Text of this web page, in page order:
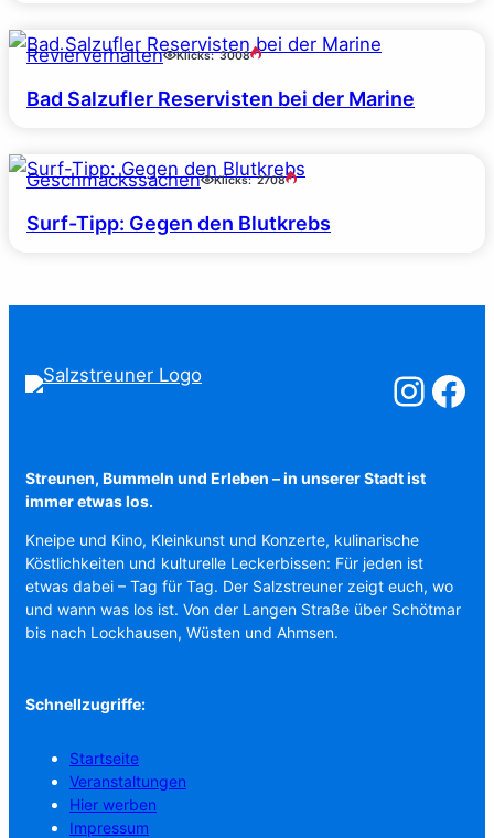
Revierverhalten Klicks: 3008
Bad Salzufler Reservisten bei der Marine
Geschmackssachen Klicks: 2708
Surf-Tipp: Gegen den Blutkrebs
Salzstreuner
Streunen, Bummeln und Erleben – in unserer Stadt ist
immer etwas los.
Kneipe und Kino, Kleinkunst und Konzerte, kulinarische
Köstlichkeiten und kulturelle Leckerbissen: Für jeden ist
etwas dabei – Tag für Tag. Der Salzstreuner zeigt euch, wo
und wann was los ist. Von der Langen Straße über Schötmar
bis nach Lockhausen, Wüsten und Ahmsen.
Schnellzugriffe:
Startseite
Veranstaltungen
Hier werben
Impressum